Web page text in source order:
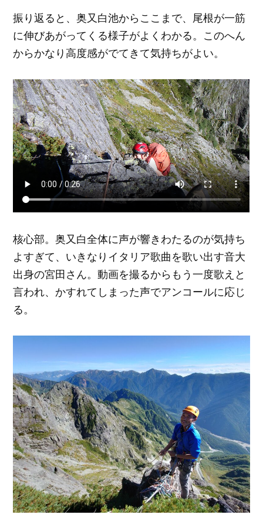
振り返ると、奥又白池からここまで、尾根が一筋
に伸びあがってくる様子がよくわかる。このへん
からかなり高度感がでてきて気持ちがよい。
核心部。奥又白全体に声が響きわたるのが気持ち
よすぎて、いきなりイタリア歌曲を歌い出す音大
出身の宮田さん。動画を撮るからもう一度歌えと
言われ、かすれてしまった声でアンコールに応じ
る。